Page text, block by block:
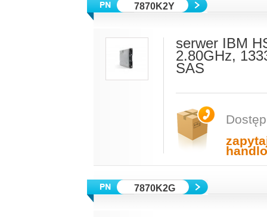
7870K2Y
serwer IBM
2.80GHz,
SAS
7870K2G